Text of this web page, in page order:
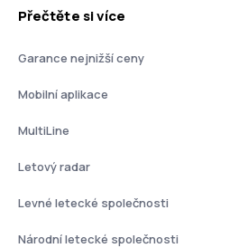
Přečtěte si více
Garance nejnižší ceny
Mobilní aplikace
MultiLine
Letový radar
Levné letecké společnosti
Národní letecké společnosti